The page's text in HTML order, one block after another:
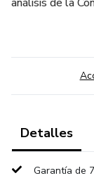
Detalles
Garantía de